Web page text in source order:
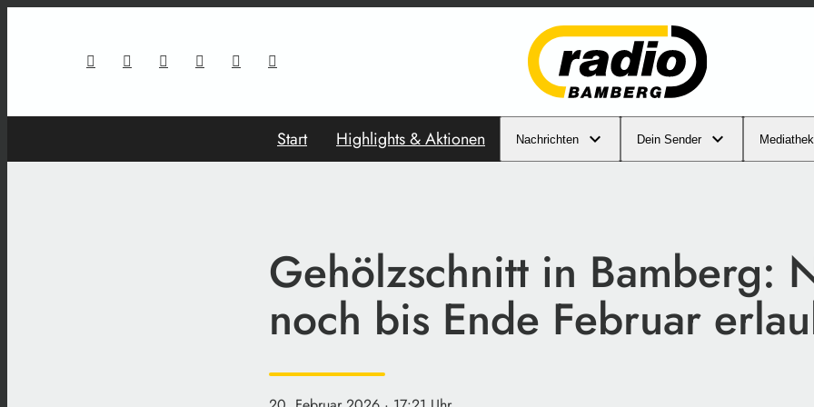
Start Highlights & Aktionen Nachrichten Dein Sender Mediathek
Gehölzschnitt in Bamberg:
noch bis Ende Februar